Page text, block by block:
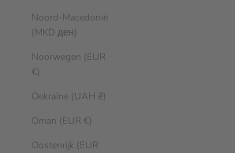
Noord-Macedonië
(MKD ден)
Noorwegen (EUR
€)
Oekraïne (UAH ₴)
Oman (EUR €)
Oostenrijk (EUR